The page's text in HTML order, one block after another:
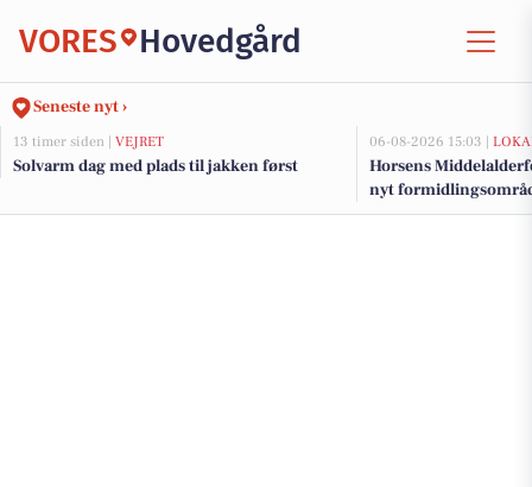
VORES Hovedgård
Seneste nyt ›
13 timer siden | VEJRET
Solvarm dag med plads til jakken først
06-08-2026 15:03 |
Horsens
nyt
millionstøtte fra